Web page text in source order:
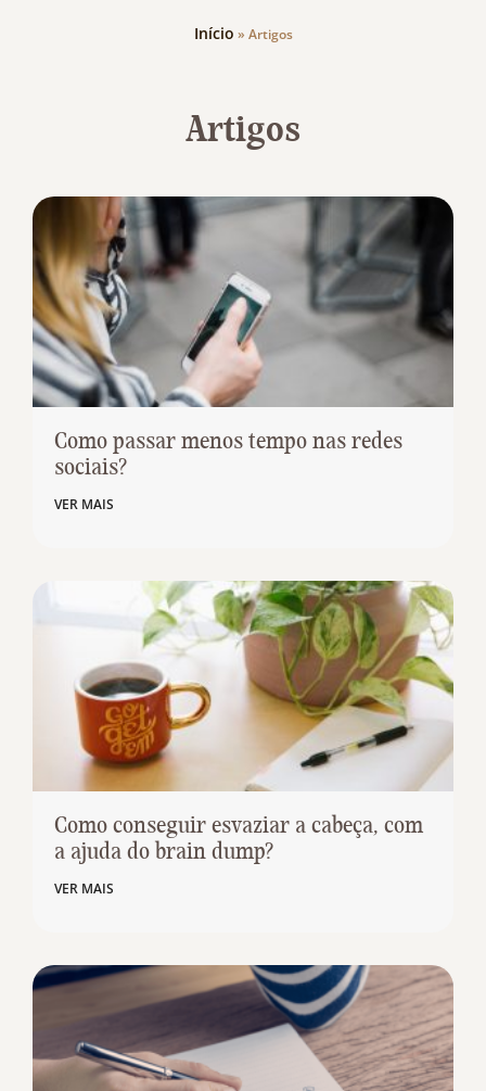
Início » Artigos
Artigos
Como passar menos tempo nas redes
sociais?
VER MAIS
Como conseguir esvaziar a cabeça, com
a ajuda do brain dump?
VER MAIS